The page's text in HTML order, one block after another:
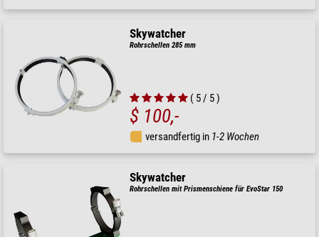
Skywatcher
Rohrschellen 285 mm
( 5 / 5 )
$ 100,-
versandfertig in 1-2 Wochen
Skywatcher
Rohrschellen mit Prismenschiene für EvoStar 150